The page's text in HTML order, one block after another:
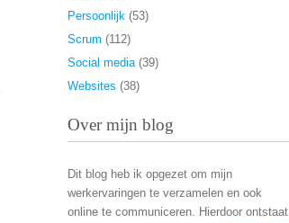
Persoonlijk (53)
Scrum (112)
Social media(39)
Websites (38)
Over mijn blog
Dit blog heb ik opgezet om mijn
werkervaringen te verzamelen en ook
online te communiceren. Hierdoor ontstaat